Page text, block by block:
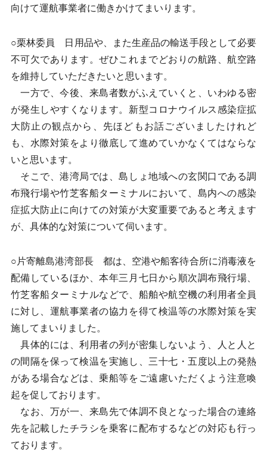
向けて運航事業者に働きかけてまいります。
○栗林委員 日用品や、また生産品の輸送手段として必要
不可欠であります。ぜひこれまでどおりの航路、航空路
を維持していただきたいと思います。
一方で、今後、来島者数がふえていくと、いわゆる密
が発生しやすくなります。新型コロナウイルス感染症拡
大防止の観点から、先ほどもお話ございましたけれど
も、水際対策をより徹底して進めていかなくてはならな
いと思います。
そこで、港湾局では、島しょ地域への玄関口である調
布飛行場や竹芝客船ターミナルにおいて、島内への感染
症拡大防止に向けての対策が大変重要であると考えます
が、具体的な対策について伺います。
○片寄離島港湾部長 都は、空港や船客待合所に消毒液を
配備しているほか、本年三月七日から順次調布飛行場、
竹芝客船ターミナルなどで、船舶や航空機の利用者全員
に対し、運航事業者の協力を得て検温等の水際対策を実
施してまいりました。
具体的には、利用者の列が密集しないよう、人と人と
の間隔を保って検温を実施し、三十七・五度以上の発熱
がある場合などは、乗船等をご遠慮いただくよう注意喚
起を促しております。
なお、万が一、来島先で体調不良となった場合の連絡
先を記載したチラシを乗客に配布するなどの対応も行っ
ております。